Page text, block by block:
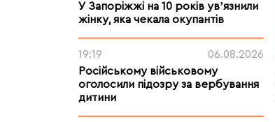
У Запоріжжі на 10 років увʼязнили
жінку, яка чекала окупантів
19:19
06.08.2026
Російському військовому
оголосили підозру за вербування
дитини